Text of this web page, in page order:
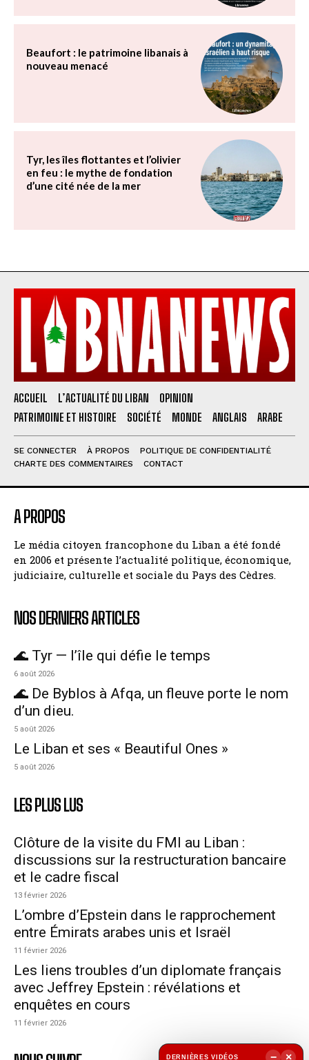
Beaufort : le patrimoine libanais à
nouveau menacé
Tyr, les îles flottantes et l’olivier
en feu : le mythe de fondation
d’une cité née de la mer
ACCUEIL L’ACTUALITÉ DU LIBAN
OPINION
PATRIMOINE ET HISTOIRE
SOCIÉTÉ MONDE ANGLAIS ARABE
SE CONNECTER À PROPOS
POLITIQUE DE CONFIDENTIALITÉ
CHARTE DES COMMENTAIRES
CONTACT
A PROPOS
Le média citoyen francophone du Liban a été fondé
en 2006 et présente l’actualité politique, économique,
judiciaire, culturelle et sociale du Pays des Cèdres.
NOS DERNIERS ARTICLES
🌊 Tyr — l’île qui défie le temps
6 août 2026
🌊 De Byblos à Afqa, un fleuve porte le nom
d’un dieu.
5 août 2026
Le Liban et ses « Beautiful Ones »
5 août 2026
LES PLUS LUS
Clôture de la visite du FMI au Liban :
discussions sur la restructuration bancaire
et le cadre fiscal
13 février 2026
L’ombre d’Epstein dans le rapprochement
entre Émirats arabes unis et Israël
11 février 2026
Les liens troubles d’un diplomate français
avec Jeffrey Epstein : révélations et
enquêtes en cours
11 février 2026
DERNIÈRES VIDÉOS − ×